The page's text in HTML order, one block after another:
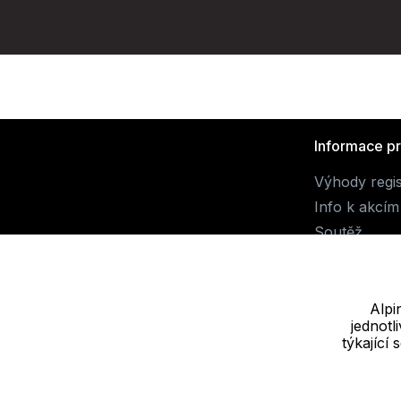
Informace
Výhody
Info k akcím
Soutěž
týkající